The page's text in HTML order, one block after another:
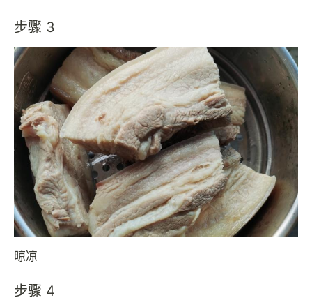
步骤 3
晾凉
步骤 4